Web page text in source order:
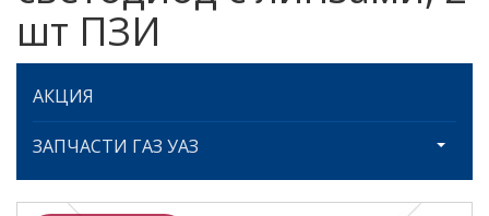
шт ПЗИ
АКЦИЯ
ЗАПЧАСТИ ГАЗ УАЗ